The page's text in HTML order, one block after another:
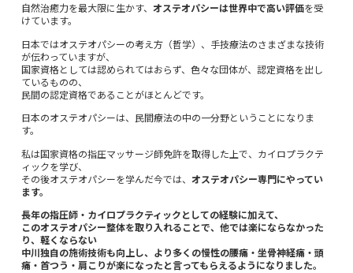
自然治癒力を最大限に生かす、 オステオパシーは世界中で高い評価を受
けています。
日本ではオステオパシーの考え方（哲学）、手技療法のさまざまな技術
が伝わっていますが、
国家資格としては認められてはおらず、色々な団体が、認定資格を出し
ているものの、
民間の認定資格であることがほとんどです。
日本のオステオパシーは、民間療法の中の一分野ということになりま
す。
私は国家資格の指圧マッサージ師免許を取得した上で、カイロプラクテ
ィックを学び、
その後オステオパシーを学んだ今では、 オステオパシー専門にやってい
ます。
長年の指圧師・カイロプラクティックとしての経験に加えて、
このオステオパシー整体を取り入れることで、他では楽にならなかった
り、軽くならない
中川独自の施術技術も向上し、より多くの慢性の腰痛・坐骨神経痛・頭
痛・首つう・肩こりが楽になったと言ってもらえるようになりました。